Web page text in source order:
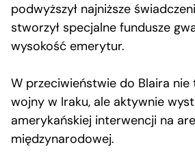
podwyższył najniższe
stworzył specjalne fundusze
wysokość emerytur.
W przeciwieństwie do Blaira nie
wojny w Iraku, ale aktywnie
amerykańskiej interwencji na
międzynarodowej.